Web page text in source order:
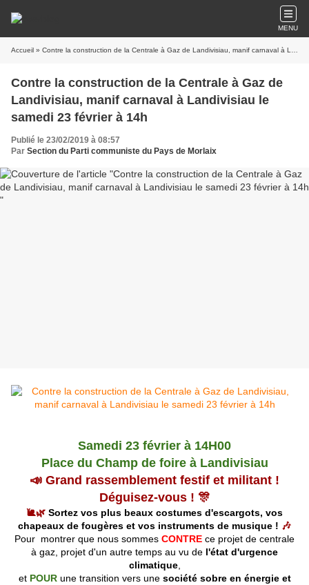
MENU
Accueil » Contre la construction de la Centrale à Gaz de Landivisiau, manif carnaval à Landivisiau le samedi 23 février à 14h
Contre la construction de la Centrale à Gaz de
Landivisiau, manif carnaval à Landivisiau le
samedi 23 février à 14h
Publié le 23/02/2019 à 08:57
Par Section du Parti communiste du Pays de Morlaix
Samedi 23 février à 14H00
Place du Champ de foireà Landivisiau
📣 Grand rassemblement festif et militant !
Déguisez-vous ! 🎊
🐌🌿 Sortez vos plus beaux costumes d'escargots, vos
chapeaux de fougères et vos instruments de musique ! 🎶
Pour montrer que nous sommes CONTRE ce projet de centrale
à gaz, projet d'un autre temps au vu de l'état d'urgence
climatique,
et POURune transition vers une société sobre en énergie et